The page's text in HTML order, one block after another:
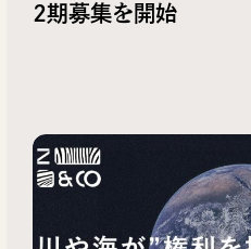
2期募集を開始